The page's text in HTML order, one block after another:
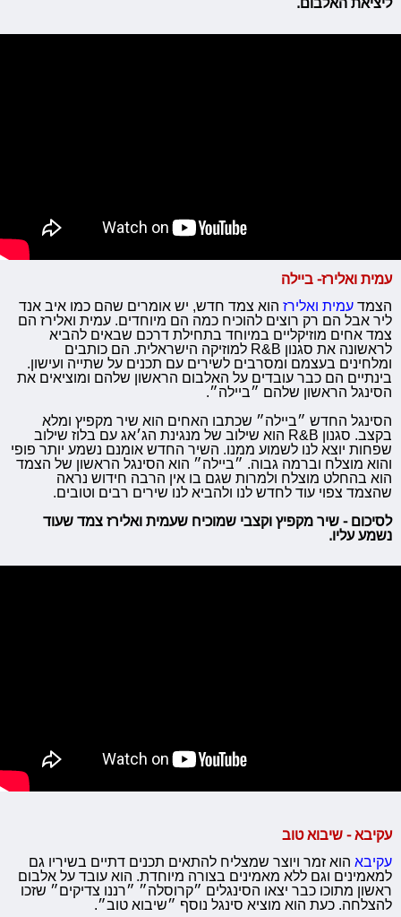
עמית ואלירז- ביילה
הצמדעמית ואלירז הוא צמד חדש, יש אומרים שהם כמו איב אנד
ליר אבל הם רק רוצים להוכיח כמה הם מיוחדים. עמית ואלירז הם
צמד אחים מוזיקליים במיוחד בתחילת דרכם שבאים להביא
לראשונה את סגנון R&B למוזיקה הישראלית. הם כותבים
ומלחינים בעצמם ומסרבים לשירים עם תכנים על שתייה ועישון.
בינתיים הם כבר עובדים על האלבום הראשון שלהם ומוציאים את
הסינגל הראשון שלהם ״ביילה״.
הסינגל החדש ״ביילה״ שכתבו האחים הוא שיר מקפיץ ומלא
בקצב. סגנון R&B הוא שילוב של מנגינת הג׳אג עם בלוז שילוב
שפחות יוצא לנו לשמוע ממנו. השיר החדש אומנם נשמע יותר פופי
והוא מוצלח וברמה גבוה. ״ביילה״ הוא הסינגל הראשון של הצמד
הוא בהחלט מוצלח ולמרות שגם בו אין הרבה חידוש נראה
שהצמד צפוי עוד לחדש לנו ולהביא לנו שירים רבים וטובים.
לסיכום - שיר מקפיץ וקצבי שמוכיח שעמית ואלירז צמד שעוד
נשמע עליו.
עקיבא - שיבוא טוב
עקיבא הוא זמר ויוצר שמצליח להתאים תכנים דתיים בשיריו גם
למאמינים וגם ללא מאמינים בצורה מיוחדת. הוא עובד על אלבום
ראשון מתוכו כבר יצאו הסינגלים ״קרוסלה״ ״רננו צדיקים״ שזכו
להצלחה. כעת הוא מוציא סינגל נוסף ״שיבוא טוב״.